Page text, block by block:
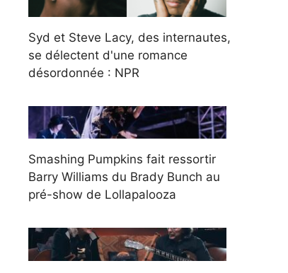
Syd et Steve Lacy, des internautes,
se délectent d'une romance
désordonnée : NPR
Smashing Pumpkins fait ressortir
Barry Williams du Brady Bunch au
pré-show de Lollapalooza